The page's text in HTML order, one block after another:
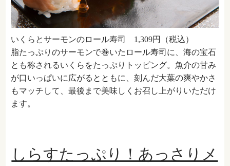
いくらとサーモンのロール寿司 1,309円（税込）
脂たっぷりのサーモンで巻いたロール寿司に、海の宝石
とも称されるいくらをたっぷりトッピング。魚介の甘み
が口いっぱいに広がるとともに、刻んだ大葉の爽やかさ
もマッチして、最後まで美味しくお召し上がりいただけ
ます。
しらすたっぷり！あっさりメ